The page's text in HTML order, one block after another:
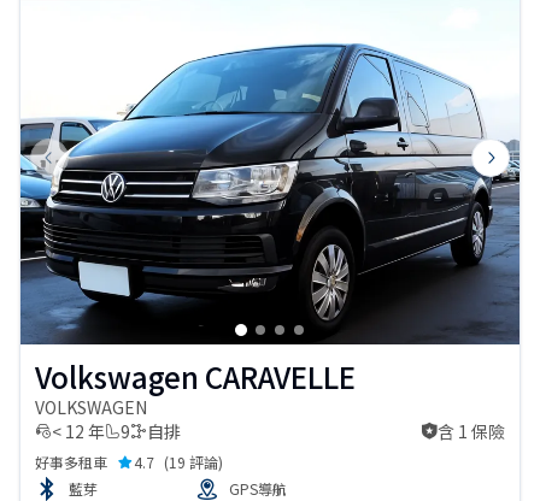
Previous slide Next
Volkswagen CARAVELLE
VOLKSWAGEN
< 12 年
9 自排
含 1 保險 含 1 保險
好事多租車 4.7 (19 評論)
藍芽
GPS導航